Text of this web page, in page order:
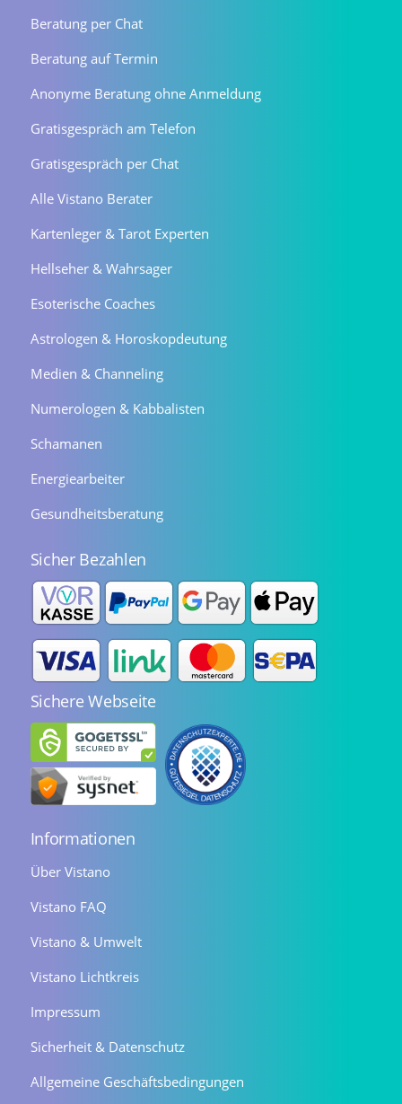
Beratung per Chat
Beratung auf Termin
Anonyme Beratung ohne Anmeldung
Gratisgespräch am Telefon
Gratisgespräch per Chat
Alle Vistano Berater
Kartenleger & Tarot Experten
Hellseher & Wahrsager
Esoterische Coaches
Astrologen & Horoskopdeutung
Medien & Channeling
Numerologen & Kabbalisten
Schamanen
Energiearbeiter
Gesundheitsberatung
Sicher Bezahlen
Sichere Webseite
Informationen
Über Vistano
Vistano FAQ
Vistano & Umwelt
Vistano Lichtkreis
Impressum
Sicherheit & Datenschutz
Allgemeine Geschäftsbedingungen